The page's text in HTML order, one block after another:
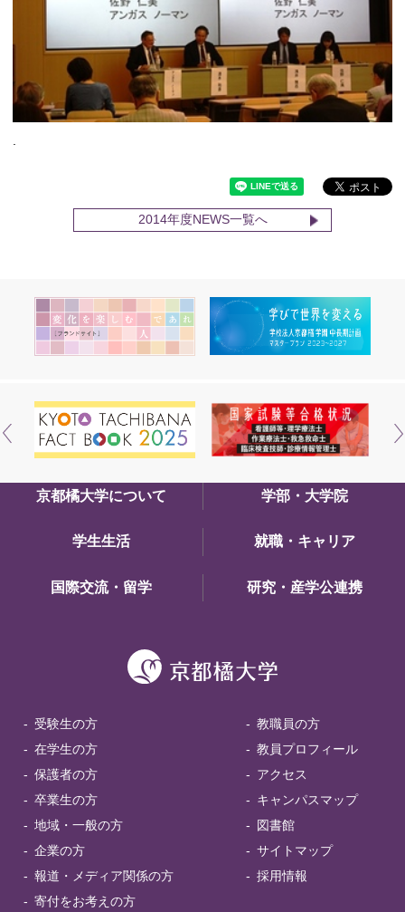
.
2014年度NEWS一覧へ
京都橘大学について 学部・大学院
学生生活 就職・キャリア
国際交流・留学 研究・産学公連携
受験生の方
在学生の方
保護者の方
卒業生の方
地域・一般の方
企業の方
報道・メディア関係の方
寄付をお考えの方
教職員の方
教員プロフィール
アクセス
キャンパスマップ
図書館
サイトマップ
採用情報